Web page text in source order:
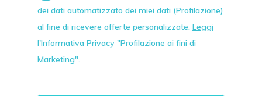
dei dati automatizzato dei miei dati (Profilazione)
al fine di ricevere offerte personalizzate. Leggi
l'Informativa Privacy "Profilazione ai fini di
Marketing".